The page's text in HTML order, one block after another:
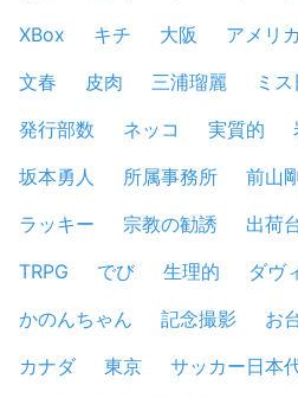
XBox
キチ 大阪 アメリカ
文春
皮肉 三浦瑠麗 ミ
発行部数
ネッコ 実質的
坂本勇人
所属事務所 前山
ラッキー
宗教の勧誘 出荷
TRPG
でび 生理的 ダヴ
かのんちゃん
記念撮影 お
カナダ
東京 サッカー日本